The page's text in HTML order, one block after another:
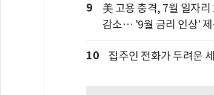
9
美 고용 충격, 7월 일자리
감소… '9월 금리 인상'
10 집주인 전화가 두려운